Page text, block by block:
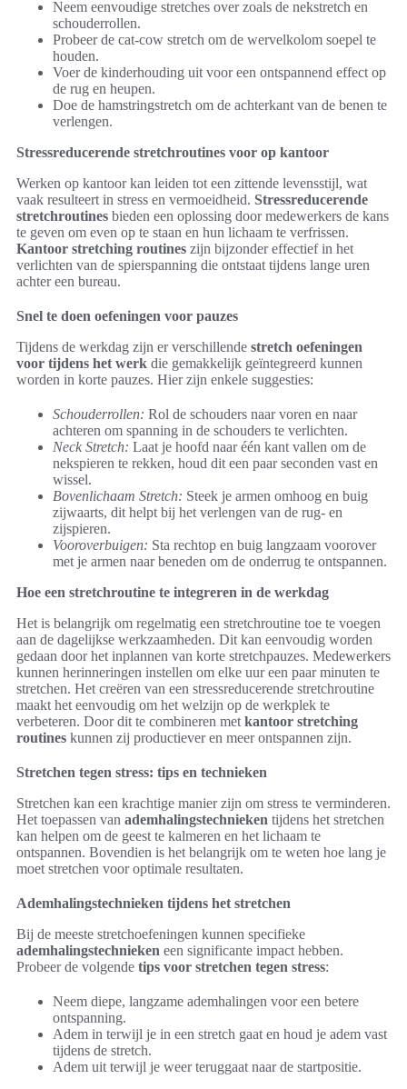
Neem eenvoudige stretches over zoals de nekstretch en
schouderrollen.
Probeer de cat-cow stretch om de wervelkolom soepel te
houden.
Voer de kinderhouding uit voor een ontspannend effect op
de rug en heupen.
Doe de hamstringstretch om de achterkant van de benen te
verlengen.
Stressreducerende stretchroutines voor op kantoor
Werken op kantoor kan leiden tot een zittende levensstijl, wat
vaak resulteert in stress en vermoeidheid. Stressreducerende
stretchroutines bieden een oplossing door medewerkers de kans
te geven om even op te staan en hun lichaam te verfrissen.
Kantoor stretching routines zijn bijzonder effectief in het
verlichten van de spierspanning die ontstaat tijdens lange uren
achter een bureau.
Snel te doen oefeningen voor pauzes
Tijdens de werkdag zijn er verschillende stretch oefeningen
voor tijdens het werk die gemakkelijk geïntegreerd kunnen
worden in korte pauzes. Hier zijn enkele suggesties:
Schouderrollen: Rol de schouders naar voren en naar
achteren om spanning in de schouders te verlichten.
Neck Stretch: Laat je hoofd naar één kant vallen om de
nekspieren te rekken, houd dit een paar seconden vast en
wissel.
Bovenlichaam Stretch: Steek je armen omhoog en buig
zijwaarts, dit helpt bij het verlengen van de rug- en
zijspieren.
Vooroverbuigen: Sta rechtop en buig langzaam voorover
met je armen naar beneden om de onderrug te ontspannen.
Hoe een stretchroutine te integreren in de werkdag
Het is belangrijk om regelmatig een stretchroutine toe te voegen
aan de dagelijkse werkzaamheden. Dit kan eenvoudig worden
gedaan door het inplannen van korte stretchpauzes. Medewerkers
kunnen herinneringen instellen om elke uur een paar minuten te
stretchen. Het creëren van een stressreducerende stretchroutine
maakt het eenvoudig om het welzijn op de werkplek te
verbeteren. Door dit te combineren met kantoor stretching
routines kunnen zij productiever en meer ontspannen zijn.
Stretchen tegen stress: tips en technieken
Stretchen kan een krachtige manier zijn om stress te verminderen.
Het toepassen van ademhalingstechnieken tijdens het stretchen
kan helpen om de geest te kalmeren en het lichaam te
ontspannen. Bovendien is het belangrijk om te weten hoe lang je
moet stretchen voor optimale resultaten.
Ademhalingstechnieken tijdens het stretchen
Bij de meeste stretchoefeningen kunnen specifieke
ademhalingstechnieken een significante impact hebben.
Probeer de volgende tips voor stretchen tegen stress:
Neem diepe, langzame ademhalingen voor een betere
ontspanning.
Adem in terwijl je in een stretch gaat en houd je adem vast
tijdens de stretch.
Adem uit terwijl je weer teruggaat naar de startpositie.